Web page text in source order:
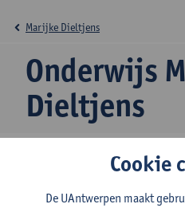
Onderwijs
Dieltjens
Marijke Dieltjens
Cookie
De UAntwerpen maakt